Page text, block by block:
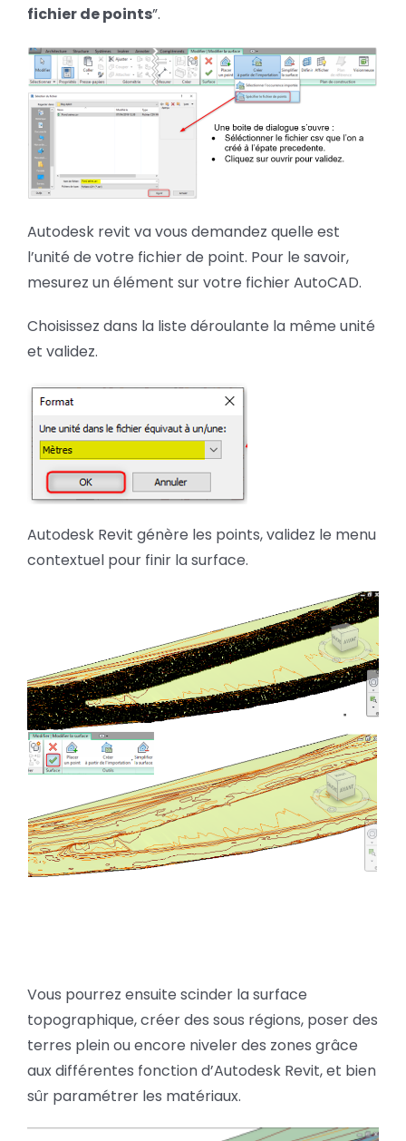
fichier de points”.
Autodesk revit va vous demandez quelle est
l’unité de votre fichier de point. Pour le savoir,
mesurez un élément sur votre fichier AutoCAD.
Choisissez dans la liste déroulante la même unité
et validez.
Autodesk Revit génère les points, validez le menu
contextuel pour finir la surface.
Vous pourrez ensuite scinder la surface
topographique, créer des sous régions, poser des
terres plein ou encore niveler des zones grâce
aux différentes fonction d’Autodesk Revit, et bien
sûr paramétrer les matériaux.